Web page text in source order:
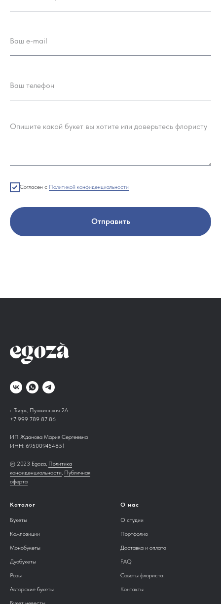
Согласен с Политикой конфиденциальности
Отправить
г. Тверь, Пушкинская 2А
+7 999 789 87 86
ИП Жданова Мария Сергеевна
ИНН: 695009454851
© 2023 Egoza, Политика
конфиденциальности Публичная
оферта
Каталог
Букеты
Композиции
Монобукеты
Дуобукеты
Розы
Авторские букеты
О нас
О студии
Портфолио
Доставка и оплата
FAQ
Советы флориста
Контакты